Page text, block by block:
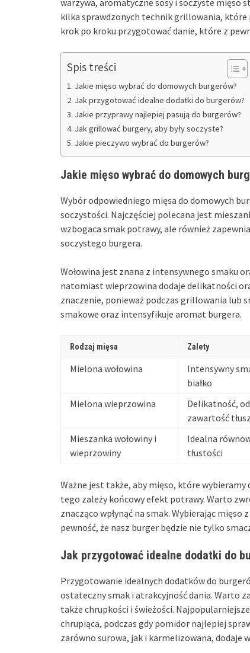
warzywa, aromatyczne sosy i soczyste mięso
kilka sprawdzonych technik grillowania, które
krok po kroku przygotować danie, które z
Spis treści
Jakie mięso wybrać do domowych burgerów?
Jak przygotować idealne dodatki do burgerów?
Jakie przyprawy najlepiej pasują do burgerów?
Jak grillować burgery, aby były soczyste?
Jakie pieczywo wybrać do burgerów?
Jakie mięso wybrać do domowych
Wybór odpowiedniego mięsa do domowych
soczystości. Najczęściej polecana jest
wzbogaca smak potrawy, ale również
soczystego burgera.
Wołowina jest znana z intensywnego smaku
natomiast wieprzowina dodaje delikatności
znaczenie, ponieważ podczas grillowania lub
smakowe oraz intensyfikuje aromat burgera.
Rodzaj mięsa Zalety
Mielona wołowina
Intensywny
białko
Mielona wieprzowina
Delikatność,
zawartość
Mieszanka wołowiny i
wieprzowiny
Idealna
tłustości
Ważne jest także, aby mięso, które wybieramy
tego zależy końcowy efekt potrawy. Warto
znacząco wpłynąć na smak. Wybierając
pewność, że nasz burger będzie nie tylko
Jak przygotować idealne dodatki do
Przygotowanie idealnych dodatków do
ostateczny smak i atrakcyjność dania. Warto
także chrupkości i świeżości.
chrupiąca, podczas gdy pomidor najlepiej
zarówno surowa, jak i karmelizowana, dodaje